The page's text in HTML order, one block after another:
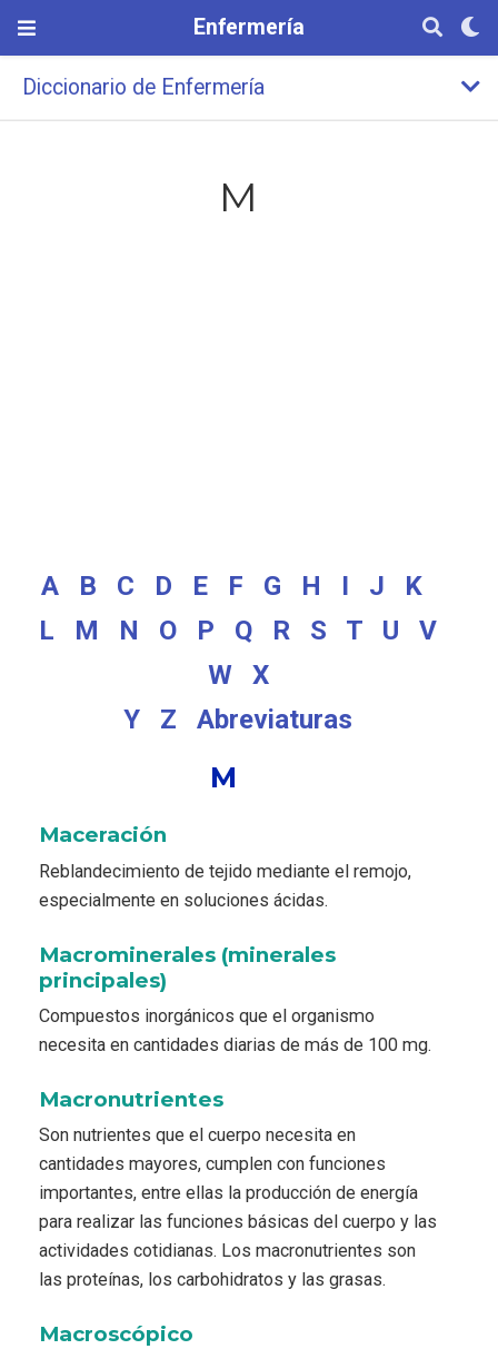
Enfermería
Diccionario de Enfermería
M
A B C D E F G H I J
K
L
M N O P Q R S T U
V
W
X
Y
Z Abreviaturas
M
Maceración
Reblandecimiento de tejido mediante el remojo,
especialmente en soluciones ácidas.
Macrominerales (minerales
principales)
Compuestos inorgánicos que el organismo
necesita en cantidades diarias de más de 100 mg.
Macronutrientes
Son nutrientes que el cuerpo necesita en
cantidades mayores, cumplen con funciones
importantes, entre ellas la producción de energía
para realizar las funciones básicas del cuerpo y las
actividades cotidianas. Los macronutrientes son
las proteínas, los carbohidratos y las grasas.
Macroscópico